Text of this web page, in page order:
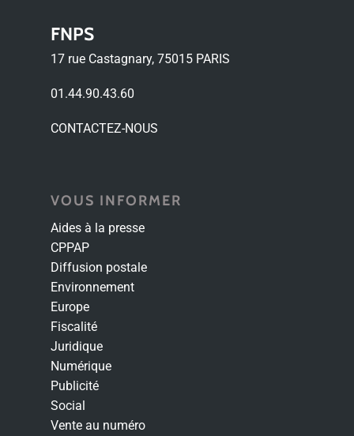
FNPS
17 rue Castagnary, 75015 PARIS
01.44.90.43.60
CONTACTEZ-NOUS
VOUS INFORMER
Aides à la presse
CPPAP
Diffusion postale
Environnement
Europe
Fiscalité
Juridique
Numérique
Publicité
Social
Vente au numéro